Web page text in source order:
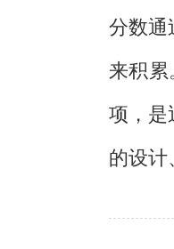
分数通
来积
项，是
的设计